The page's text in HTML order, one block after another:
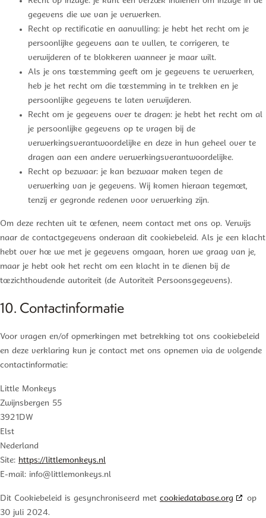
gegevens die we van je verwerken.
Recht op rectificatie en aanvulling: je hebt het recht om je
persoonlijke gegevens aan te vullen, te corrigeren, te
verwijderen of te blokkeren wanneer je maar wilt.
Als je ons toestemming geeft om je gegevens te verwerken,
heb je het recht om die toestemming in te trekken en je
persoonlijke gegevens te laten verwijderen.
Recht om je gegevens over te dragen: je hebt het recht om al
je persoonlijke gegevens op te vragen bij de
verwerkingsverantwoordelijke en deze in hun geheel over te
dragen aan een andere verwerkingsverantwoordelijke.
Recht op bezwaar: je kan bezwaar maken tegen de
verwerking van je gegevens. Wij komen hieraan tegemoet,
tenzij er gegronde redenen voor verwerking zijn.
Om deze rechten uit te oefenen, neem contact met ons op. Verwijs
naar de contactgegevens onderaan dit cookiebeleid. Als je een klacht
hebt over hoe we met je gegevens omgaan, horen we graag van je,
maar je hebt ook het recht om een klacht in te dienen bij de
toezichthoudende autoriteit (de Autoriteit Persoonsgegevens).
10. Contactinformatie
Voor vragen en/of opmerkingen met betrekking tot ons cookiebeleid
en deze verklaring kun je contact met ons opnemen via de volgende
contactinformatie:
Little Monkeys
Zwijnsbergen 55
3921DW
Elst
Nederland
Site: https://littlemonkeys.nl
E-mail: info@littlemonkeys.nl
Dit Cookiebeleid is gesynchroniseerd met cookiedatabase.org
op
30 juli 2024.